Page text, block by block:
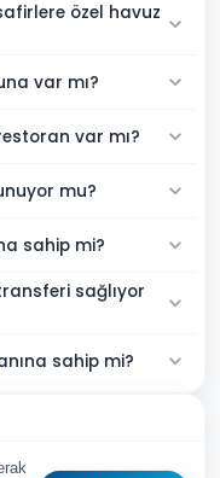
özel havuz
var mı?
var mı?
mu?
sahip mi?
sağlıyor
sahip mi?